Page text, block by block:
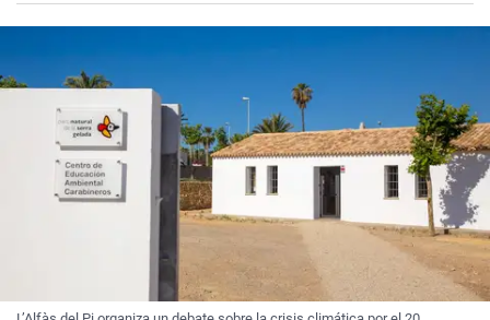
País Vasco